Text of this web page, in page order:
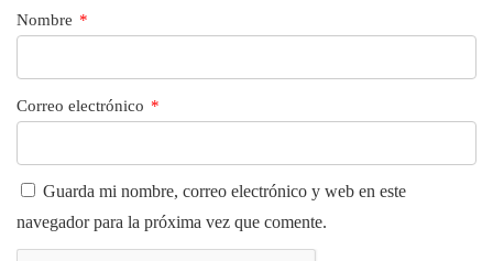
Nombre *
Correo electrónico *
Guarda mi nombre, correo electrónico y web en este
navegador para la próxima vez que comente.